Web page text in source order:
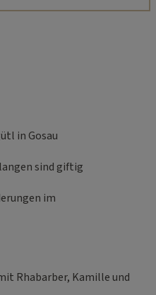
in Gosau
sind giftig
im
Rhabarber, Kamille und